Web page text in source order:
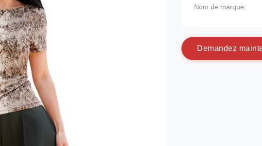
Nom de marque:
Demandez maint